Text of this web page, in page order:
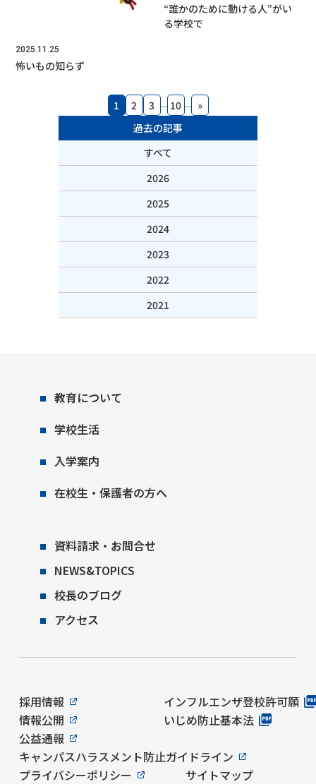
2025.11.25
怖いもの知らず
“誰かのために動ける人”がい
る学校で
1 2 3 ... 10 ... »
過去の記事
すべて
2026
2025
2024
2023
2022
2021
教育について
学校生活
入学案内
在校生・保護者の方へ
資料請求・お問合せ
NEWS&TOPICS
校長のブログ
アクセス
採用情報
インフルエンザ登校許可願
情報公開
いじめ防止基本法
公益通報
キャンパスハラスメント防止ガイドライン
プライバシーポリシー
サイトマップ